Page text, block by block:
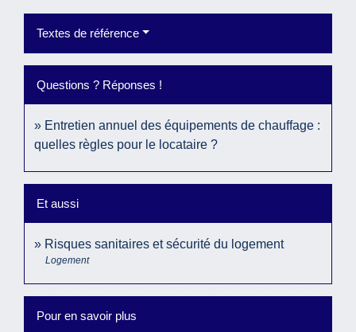
Textes de référence
Questions ? Réponses !
Entretien annuel des équipements de chauffage :
quelles règles pour le locataire ?
Et aussi
Risques sanitaires et sécurité du logement
Logement
Pour en savoir plus